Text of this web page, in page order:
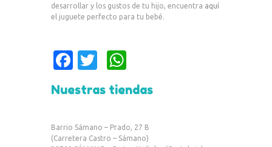
desarrollar y los gustos de tu hijo, encuentra aquí
el juguete perfecto para tu bebé.
Fa
e
b
o
w
it
r
at
A
Nuestras tiendas
Barrio Sámano – Prado, 27 B
(Carretera Castro – Sámano)